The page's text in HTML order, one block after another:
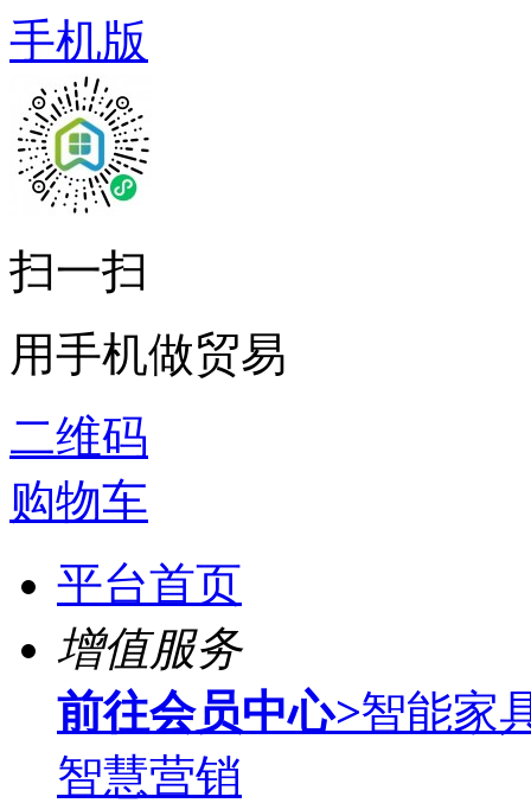
手机版
扫一扫
用手机做贸易
二维码
购物车
平台首页
增值服务
前往会员中心>智能家
智慧营销